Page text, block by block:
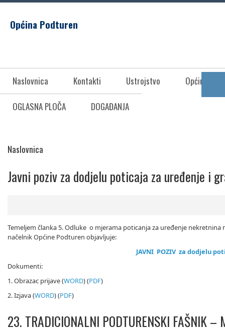
Općina Podturen
Naslovnica Kontakti Ustrojstvo Općina
OGLASNA PLOČA DOGAĐANJA
Naslovnica
Javni poziv za dodjelu poticaja za uređenje i
Temeljem članka 5. Odluke o mjerama poticanja za uređenje
načelnik Općine Podturen objavljuje:
JAVNI POZIV za dodjelu
Dokumenti:
1. Obrazac prijave (WORD) (PDF)
2. Izjava (WORD) (PDF)
23. TRADICIONALNI PODTURENSKI FAŠNIK –